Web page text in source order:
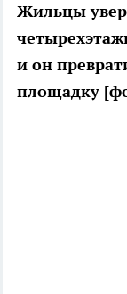
Жильцы
и он
площадку